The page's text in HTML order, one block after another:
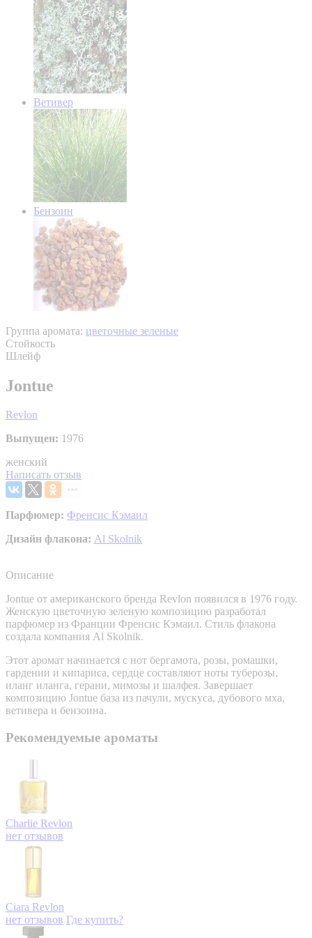
Ветивер
Бензоин
Группа аромата: цветочные зеленые
Стойкость
Шлейф
Jontue
Revlon
Выпущен: 1976
женский
Написать отзыв
Парфюмер: Френсис Кэмаил
Дизайн флакона: Al Skolnik
Описание
Jontue от американского бренда Revlon появился в 1976 году.
Женскую цветочную зеленую композицию разработал
парфюмер из Франции Френсис Кэмаил. Стиль флакона
создала компания Al Skolnik.
Этот аромат начинается с нот бергамота, розы, ромашки,
гардении и кипариса, сердце составляют ноты туберозы,
иланг иланга, герани, мимозы и шалфея. Завершает
композицию Jontue база из пачули, мускуса, дубового мха,
ветивера и бензоина.
Рекомендуемые ароматы
Charlie Revlon
нет отзывов
Ciara Revlon
нет отзывов Где купить?